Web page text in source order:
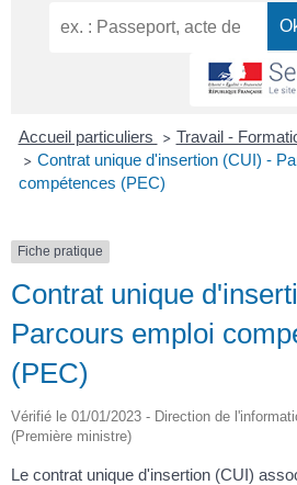
Accueil particuliers > Travail -
> Contrat unique d'insertion (CUI) -
compétences (PEC)
Fiche pratique
Contrat unique
Parcours emploi
(PEC)
Vérifié le 01/01/2023 - Direction de
(Première ministre)
Le contrat unique d'insertion (CUI)